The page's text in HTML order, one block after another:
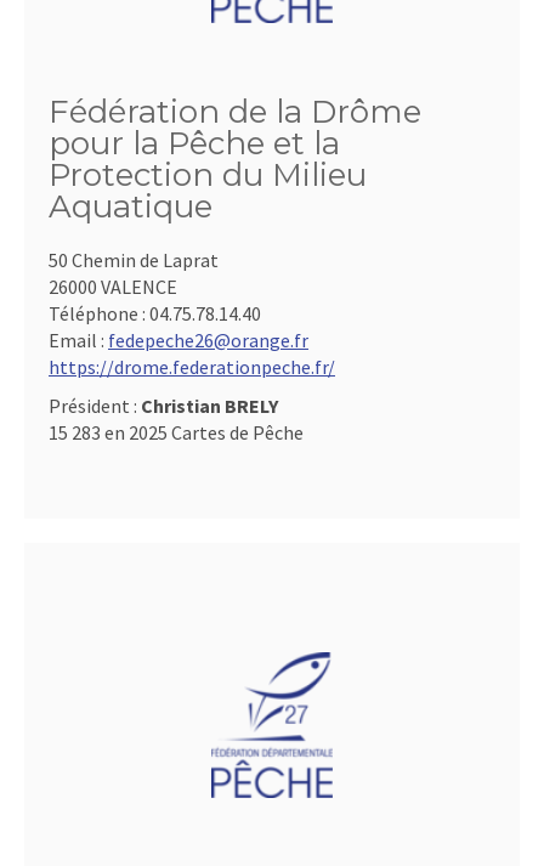
Fédération de la Drôme
pour la Pêche et la
Protection du Milieu
Aquatique
50 Chemin de Laprat
26000 VALENCE
Téléphone : 04.75.78.14.40
Email : fedepeche26@orange.fr
https://drome.federationpeche.fr/
Président : Christian BRELY
15 283 en 2025 Cartes de Pêche